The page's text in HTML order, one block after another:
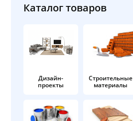
Каталог товаров
Дизайн-
проекты
Строительные
материалы